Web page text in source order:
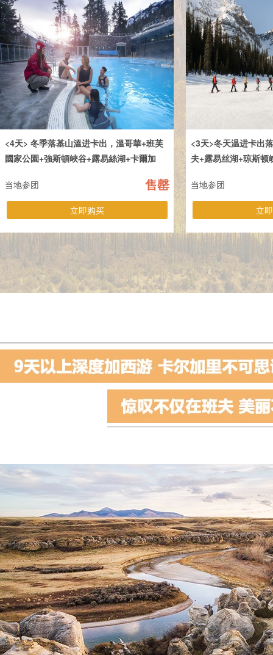
<4天> 冬季落基山溫进卡出，溫哥華+班芙
國家公園+強斯頓峽谷+露易絲湖+卡爾加
当地参团
售罄
立即购买
<3天>冬天温进卡出
夫+露易丝湖+琼斯顿
当地参团
立